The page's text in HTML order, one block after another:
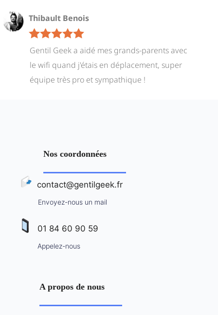
Thibault Benois
Gentil Geek a aidé mes grands-parents avec
le wifi quand j'étais en déplacement, super
équipe très pro et sympathique !
Nos coordonnées
contact@gentilgeek.fr
Envoyez-nous un mail
01 84 60 90 59
Appelez-nous
A propos de nous